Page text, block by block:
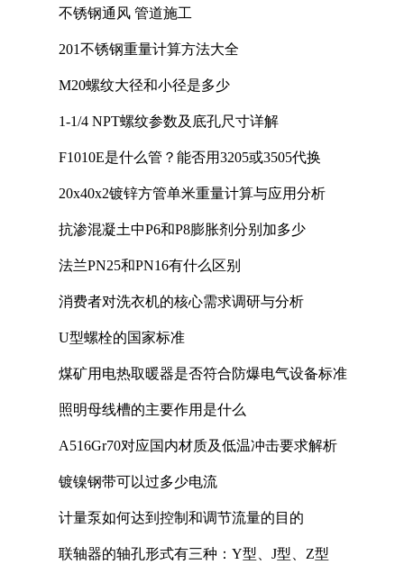
不锈钢通风 管道施工
201不锈钢重量计算方法大全
M20螺纹大径和小径是多少
1-1/4 NPT螺纹参数及底孔尺寸详解
F1010E是什么管？能否用3205或3505代换
20x40x2镀锌方管单米重量计算与应用分析
抗渗混凝土中P6和P8膨胀剂分别加多少
法兰PN25和PN16有什么区别
消费者对洗衣机的核心需求调研与分析
U型螺栓的国家标准
煤矿用电热取暖器是否符合防爆电气设备标准
照明母线槽的主要作用是什么
A516Gr70对应国内材质及低温冲击要求解析
镀镍钢带可以过多少电流
计量泵如何达到控制和调节流量的目的
联轴器的轴孔形式有三种：Y型、J型、Z型